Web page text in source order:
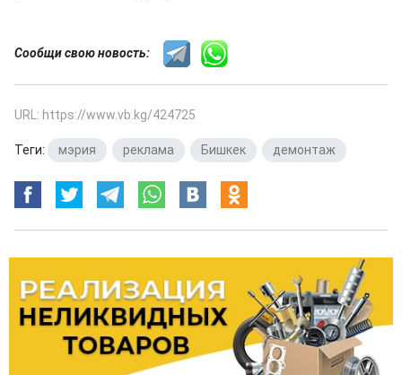
Сообщи свою новость:
URL: https://www.vb.kg/424725
Теги: мэрия реклама Бишкек демонтаж